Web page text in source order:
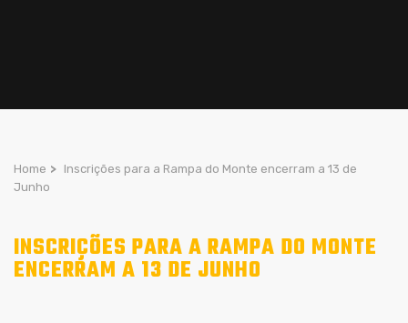
Home > Inscrições para a Rampa do Monte encerram a 13 de
Junho
INSCRIÇÕES PARA A RAMPA DO MONTE
ENCERRAM A 13 DE JUNHO